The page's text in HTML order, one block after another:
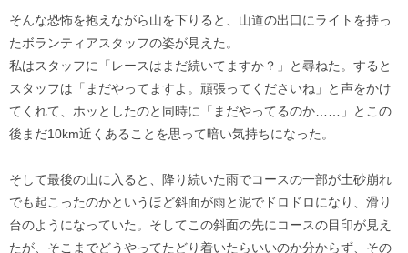
そんな恐怖を抱えながら山を下りると、山道の出口にライトを持っ
たボランティアスタッフの姿が見えた。
私はスタッフに「レースはまだ続いてますか？」と尋ねた。すると
スタッフは「まだやってますよ。頑張ってくださいね」と声をかけ
てくれて、ホッとしたのと同時に「まだやってるのか……」とこの
後まだ10km近くあることを思って暗い気持ちになった。
そして最後の山に入ると、降り続いた雨でコースの一部が土砂崩れ
でも起こったのかというほど斜面が雨と泥でドロドロになり、滑り
台のようになっていた。そしてこの斜面の先にコースの目印が見え
たが、そこまでどうやってたどり着いたらいいのか分からず、その